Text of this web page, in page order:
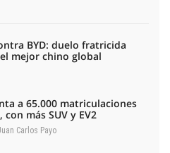
BYD: duelo fratricida
mejor chino global
a 65.000 matriculaciones
con más SUV y EV2
Carlos Payo